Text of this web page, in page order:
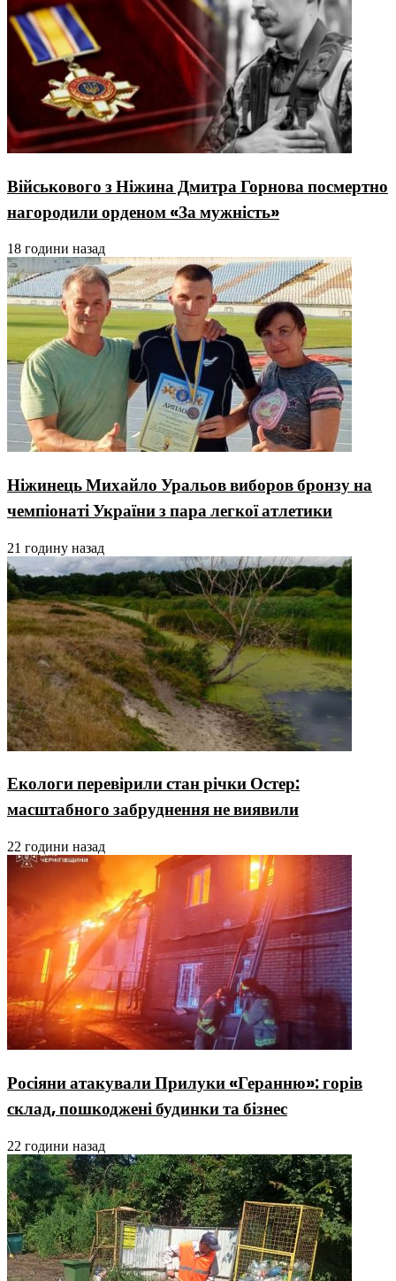
Військового з Ніжина Дмитра Горнова посмертно
нагородили орденом «За мужність»
18 години назад
Ніжинець Михайло Уральов виборов бронзу на
чемпіонаті України з пара легкої атлетики
21 годину назад
Екологи перевірили стан річки Остер:
масштабного забруднення не виявили
22 години назад
Росіяни атакували Прилуки «Геранню»: горів
склад, пошкоджені будинки та бізнес
22 години назад